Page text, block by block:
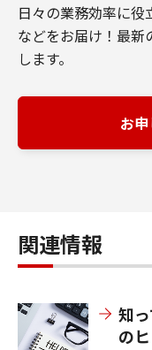
日々の業務効率に役
などをお届け！最新
します。
お
関連情報
知
の